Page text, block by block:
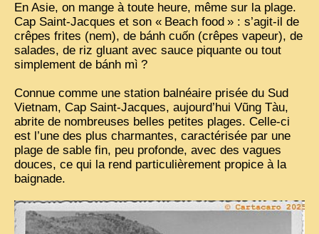
ANNAM CENTRE
COCHINCHINE
LES ETHNIES
CAMBODGE
REMARQUABLES
VIETNAM 1950
ALBUMS DE FAMILLE
INDOCHINE HISTORIQUE
En Asie, on mange à toute heure, même sur la plage.
Cap Saint-Jacques et son « Beach food » : s’agit-il de
crêpes frites (nem), de bánh cuốn (crêpes vapeur), de
salades, de riz gluant avec sauce piquante ou tout
simplement de bánh mì ?
Connue comme une station balnéaire prisée du Sud
Vietnam, Cap Saint-Jacques, aujourd’hui Vũng Tàu,
abrite de nombreuses belles petites plages. Celle-ci
est l’une des plus charmantes, caractérisée par une
plage de sable fin, peu profonde, avec des vagues
douces, ce qui la rend particulièrement propice à la
baignade.